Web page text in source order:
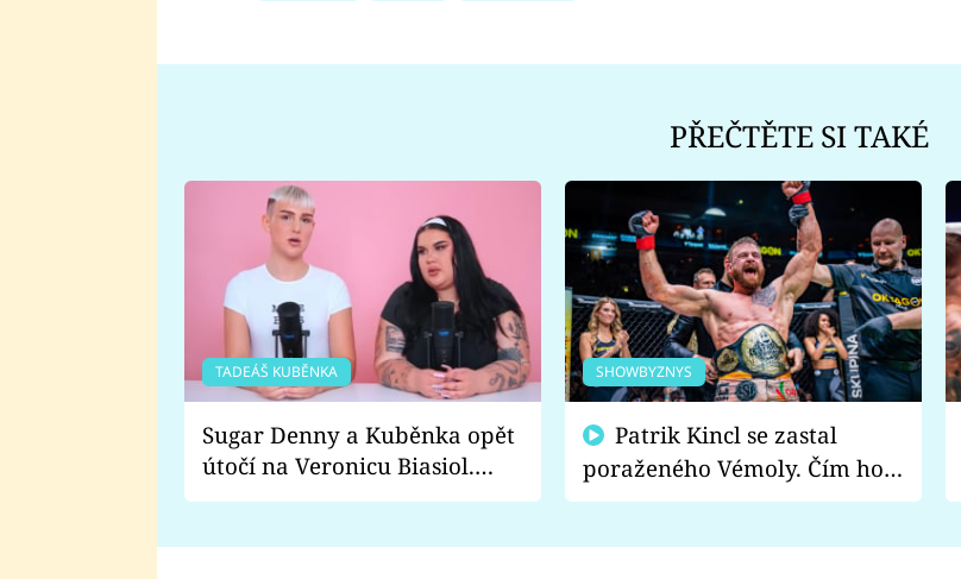
PŘEČTĚTE SI TAKÉ
TADEÁŠ KUBĚNKA
Sugar Denny a Kuběnka opět
útočí na Veronicu Biasiol.
Proč je podle nich falešná a
SHOWBYZNYS
poraženého Vémoly. Čím ho
fanoušci naštvali?